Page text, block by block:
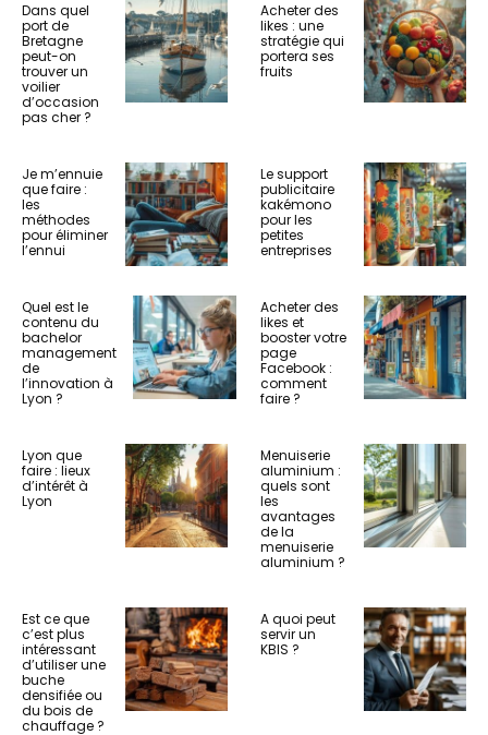
Dans quel
port de
Bretagne
peut-on
trouver un
voilier
d’occasion
pas cher ?
Acheter des
likes : une
stratégie qui
portera ses
fruits
Je m’ennuie
que faire :
les
méthodes
pour éliminer
l’ennui
Le support
publicitaire
kakémono
pour les
petites
entreprises
Quel est le
contenu du
bachelor
management
de
l’innovation à
Lyon ?
Acheter des
likes et
booster votre
page
Facebook :
comment
faire ?
Lyon que
faire : lieux
d’intérêt à
Lyon
Menuiserie
aluminium :
quels sont
les
avantages
de la
menuiserie
aluminium ?
Est ce que
c’est plus
intéressant
d’utiliser une
buche
densifiée ou
du bois de
chauffage ?
A quoi peut
servir un
KBIS ?